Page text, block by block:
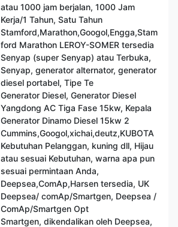
atau 1000 jam berjalan, 1000 Jam
Kerja/1 Tahun, Satu Tahun
Stamford,Marathon,Googol,Engga,Stam
ford Marathon LEROY-SOMER tersedia
Senyap (super Senyap) atau Terbuka,
Senyap, generator alternator, generator
diesel portabel, Tipe Te
Generator Diesel, Generator Diesel
Yangdong AC Tiga Fase 15kw, Kepala
Generator Dinamo Diesel 15kw 2
Cummins,Googol,xichai,deutz,KUBOTA
Kebutuhan Pelanggan, kuning dll, Hijau
atau sesuai Kebutuhan, warna apa pun
sesuai permintaan Anda,
Deepsea,ComAp,Harsen tersedia, UK
Deepsea/ comAp/Smartgen, Deepsea /
ComAp/Smartgen Opt
Smartgen, dikendalikan oleh Deepsea,